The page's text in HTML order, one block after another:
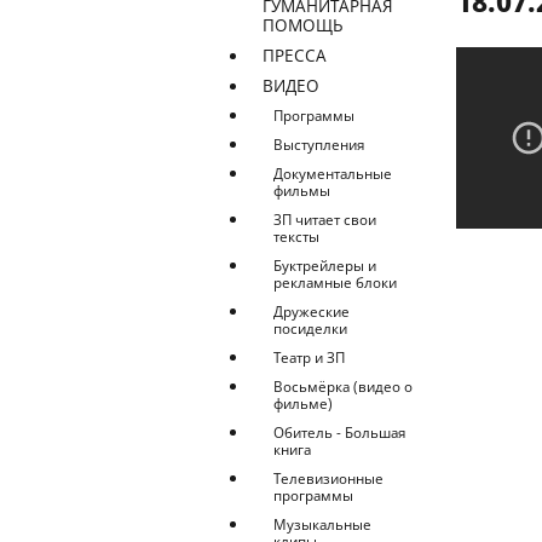
ГУМАНИТАРНАЯ
ПОМОЩЬ
ПРЕССА
ВИДЕО
Программы
Выступления
Документальные
фильмы
ЗП читает свои
тексты
Буктрейлеры и
рекламные блоки
Дружеские
посиделки
Театр и ЗП
Восьмёрка (видео о
фильме)
Обитель - Большая
книга
Телевизионные
программы
Музыкальные